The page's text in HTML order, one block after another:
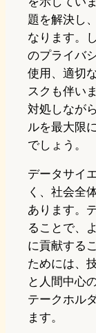
題を解決し
なります。
のプライバ
使用、適切
スクも伴い
対処しなが
ルを最大限
でしょう。
データサイ
く、社会全
あります。
ることで、
に貢献する
ためには、
と人間中心
テークホル
ます。